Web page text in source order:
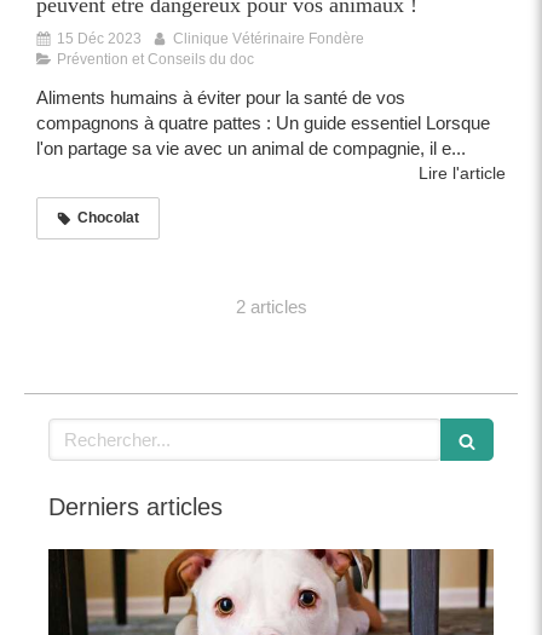
peuvent être dangereux pour vos animaux !
15 Déc 2023
Clinique Vétérinaire Fondère
Prévention et Conseils du doc
Aliments humains à éviter pour la santé de vos
compagnons à quatre pattes : Un guide essentiel Lorsque
l'on partage sa vie avec un animal de compagnie, il e...
Lire l'article
Chocolat
2 articles
Rechercher
Derniers articles